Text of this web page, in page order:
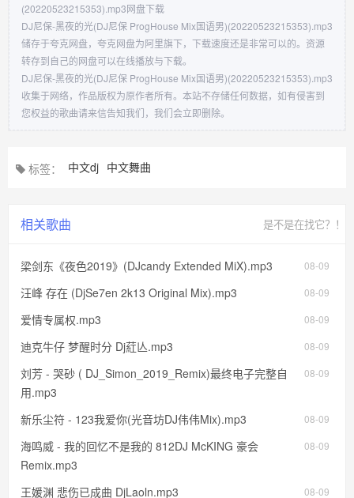
(20220523215353).mp3网盘下载
DJ尼保-黑夜的光(DJ尼保 ProgHouse Mix国语男)(20220523215353).mp3
储存于夸克网盘，夸克网盘为阿里旗下，下载速度还是非常可以的。资源
转存到自己的网盘可以在线播放与下载。
DJ尼保-黑夜的光(DJ尼保 ProgHouse Mix国语男)(20220523215353).mp3
收集于网络，作品版权为原作者所有。本站不存储任何数据，如有侵害到
您权益的歌曲请来信告知我们，我们会立即删除。
标签： 中文dj 中文舞曲
相关歌曲 是不是在找它？！
08-09
梁剑东《夜色2019》(DJcandy Extended MiX).mp3
08-09
汪峰 存在 (DjSe7en 2k13 Original Mix).mp3
08-09
爱情专属权.mp3
08-09
迪克牛仔 梦醒时分 Dj葒亾.mp3
08-09
刘芳 - 哭砂 ( DJ_Simon_2019_Remix)最终电子完整自
用.mp3
08-09
新乐尘符 - 123我爱你(光音坊DJ伟伟Mix).mp3
08-09
海鸣威 - 我的回忆不是我的 812DJ McKING 豪会
Remix.mp3
08-09
王媛渊 悲伤已成曲 DjLaoln.mp3